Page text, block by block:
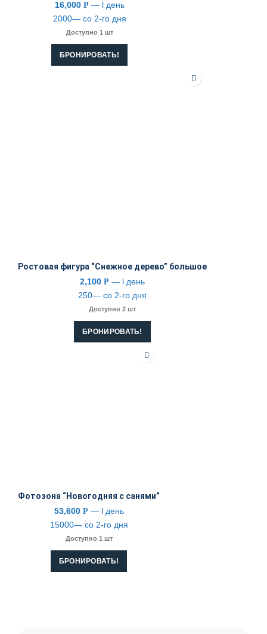
16,000 Р — l день
2000— со 2-го дня
Доступно 1 шт
БРОНИРОВАТЬ!
Ростовая фигура “Снежное дерево” большое
2,100 Р — l день
250— со 2-го дня
Доступно 2 шт
БРОНИРОВАТЬ!
Фотозона “Новогодняя с санями”
53,600 Р — l день
15000— со 2-го дня
Доступно 1 шт
БРОНИРОВАТЬ!